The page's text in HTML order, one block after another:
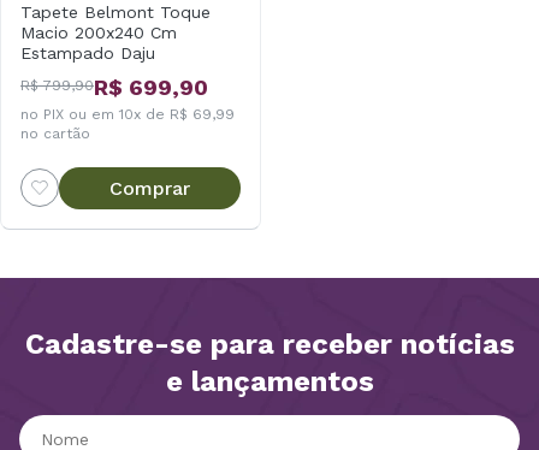
Tapete Belmont Toque
Macio 200x240 Cm
Estampado Daju
R$ 799,90R$ 699,90
no PIX ou em 10x de R$ 69,99
no cartão
Comprar
Cadastre-se para receber notícias
e lançamentos